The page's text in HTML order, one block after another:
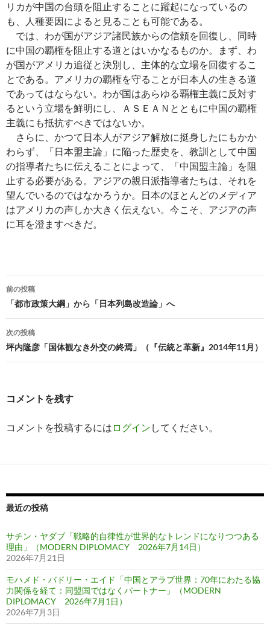
リカが中国の台頭を阻止することに躍起になっているの
も、人種要因によると見ることも可能である。
では、わが国がアジア諸民族からの信頼を回復し、同時
に中国の覇権を阻止する道とはいかなるものか。まず、わ
が国がアメリカ追従と決別し、主体的な立場を回復するこ
とである。アメリカの覇権を守ることが日本人の生きる道
であってはならない。わが国はあらゆる覇権主義に反対す
るという立場を鮮明にし、ＡＳＥＡＮとともに中国の覇権
主義にも抵抗すべきではないか。
さらに、かつて日本人がアジア解放に挺身したにもかか
わらず、「日本盟主論」に陥った歴史を、教訓として中国
の指導者たちに伝えることによって、「中国盟主論」を阻
止する必要がある。アジアの親日派指導者たちは、それを
望んでいるのではなかろうか。日本のほとんどのメディア
はアメリカの声しか大きく伝えない。今こそ、アジアの声
に耳を澄ますべきだ。
投
稿
ナ
ビ
ゲ
ョ
前の投稿
「都市政策大綱」から「日本列島改造論」へ
次の投稿
坪内隆彦「国体観なき外交の終焉」（『伝統と革新』2014年11月）
コメントを残す
コメントを投稿するには ログイン してください。
最近の投稿
サチン・ヤダブ「戦略的自律性が世界的なトレンドになりつつある
理由」（MODERN DIPLOMACY 2026年7月14日）
2026年7月21日
モハメド・バドリー・エイド「中国とアラブ世界：70年にわたる協
力関係を経て：同盟国ではなくパートナー」（MODERN
DIPLOMACY 2026年7月1日）
2026年7月3日